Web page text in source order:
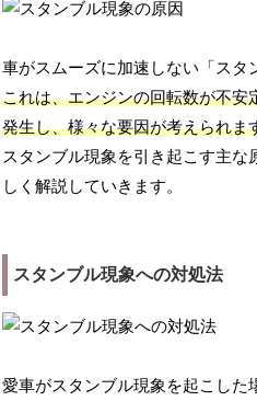
車がスムーズに加速しない「スタ
これは、エンジンの回転数が不安
発生し、様々な要因が考えられま
スタンブル現象を引き起こす主な
しく解説していきます。
スタンブル現象への対処法
愛車がスタンブル現象を起こした